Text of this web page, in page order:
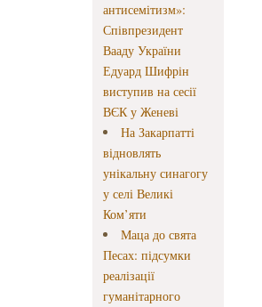
антисемітизм»:
Співпрезидент
Вааду України
Едуард Шифрін
виступив на сесії
ВЄК у Женеві
На Закарпатті
відновлять
унікальну синагогу
у селі Великі
Ком’яти
Маца до свята
Песах: підсумки
реалізації
гуманітарного